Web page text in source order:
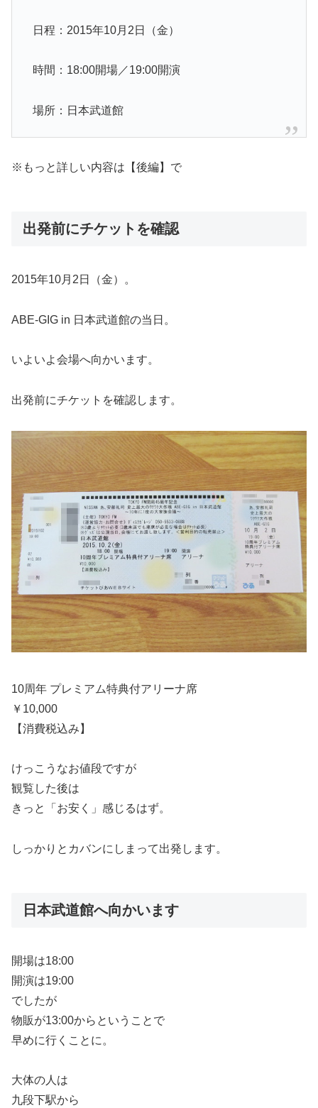
日程：2015年10月2日（金）
時間：18:00開場／19:00開演
場所：日本武道館
※もっと詳しい内容は【後編】で
出発前にチケットを確認
2015年10月2日（金）。
ABE-GIG in 日本武道館の当日。
いよいよ会場へ向かいます。
出発前にチケットを確認します。
10周年 プレミアム特典付アリーナ席
￥10,000
【消費税込み】
けっこうなお値段ですが
観覧した後は
きっと「お安く」感じるはず。
しっかりとカバンにしまって出発します。
日本武道館へ向かいます
開場は18:00
開演は19:00
でしたが
物販が13:00からということで
早めに行くことに。
大体の人は
九段下駅から